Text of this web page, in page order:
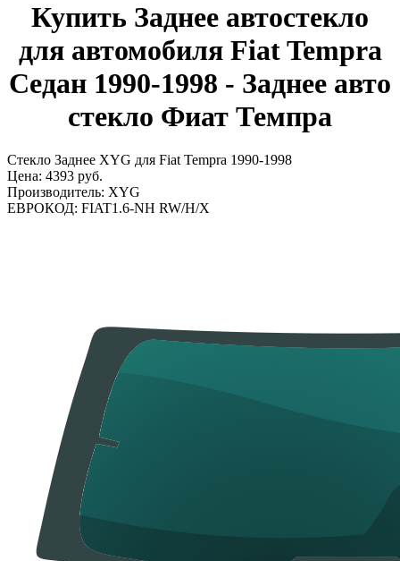
Купить Заднее автостекло
для автомобиля Fiat Tempra
Седан 1990-1998 - Заднее авто
стекло Фиат Темпра
Стекло Заднее XYG для Fiat Tempra 1990-1998
Цена: 4393 руб.
Производитель: XYG
ЕВРОКОД: FIAT1.6-NH RW/H/X